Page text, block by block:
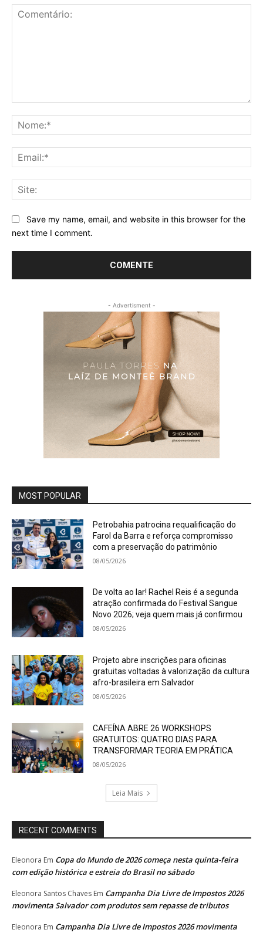
Save my name, email, and website in this browser for the
next time I comment.
- Advertisment -
MOST POPULAR
Petrobahia patrocina requalificação do
Farol da Barra e reforça compromisso
com a preservação do patrimônio
08/05/2026
De volta ao lar! Rachel Reis é a segunda
atração confirmada do Festival Sangue
Novo 2026; veja quem mais já confirmou
08/05/2026
Projeto abre inscrições para oficinas
gratuitas voltadas à valorização da cultura
afro-brasileira em Salvador
08/05/2026
CAFEÍNA ABRE 26 WORKSHOPS
GRATUITOS: QUATRO DIAS PARA
TRANSFORMAR TEORIA EM PRÁTICA
08/05/2026
Leia Mais
RECENT COMMENTS
Eleonora Em Copa do Mundo de 2026 começa nesta quinta-feira
com edição histórica e estreia do Brasil no sábado
Eleonora Santos Chaves Em Campanha Dia Livre de Impostos 2026
movimenta Salvador com produtos sem repasse de tributos
Eleonora Em Campanha Dia Livre de Impostos 2026 movimenta